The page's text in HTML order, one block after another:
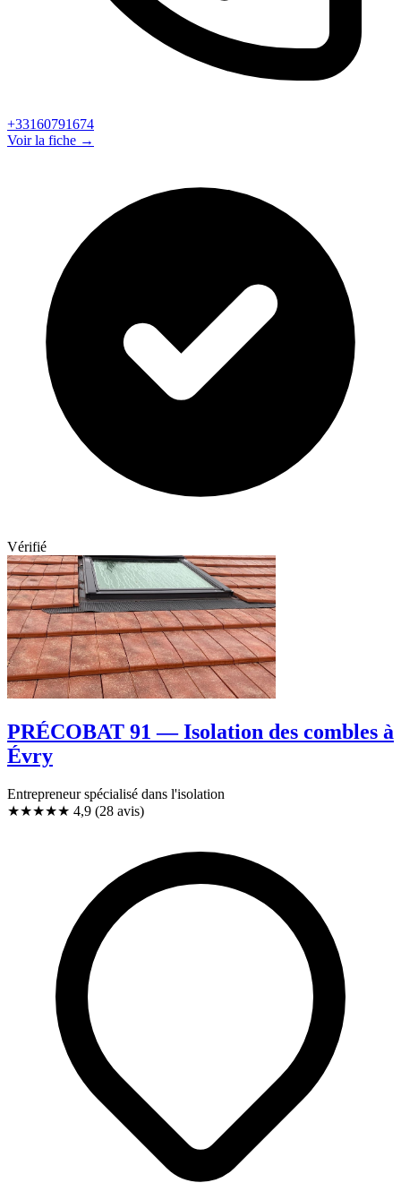
+33160791674
Voir la fiche →
Vérifié
PRÉCOBAT 91 — Isolation des combles à
Évry
Entrepreneur spécialisé dans l'isolation
★★★★★ 4,9 (28 avis)